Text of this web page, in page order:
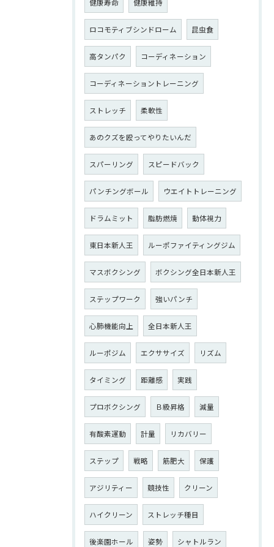
健康寿命 健康維持
ロコモティブシンドローム 昆虫食
高タンパク コーディネーション
コーディネーショントレーニング
ストレッチ 柔軟性
あのクズを殴ってやりたいんだ
スパーリング スピードバック
パンチングボール ウエイトトレーニング
ドラムミット 脂肪燃焼 動体視力
東日本新人王 ルーポファイティングジム
マスボクシング ボクシング全日本新人王
ステップワーク 強いパンチ
心肺機能向上 全日本新人王
ルーポジム エクササイズ リズム
タイミング 距離感 実践
プロボクシング Ｂ級昇格 減量
有酸素運動 計量 リカバリー
ステップ 戦略 筋肥大 保護
アジリティー 競技性 クリーン
ハイクリーン ストレッチ種目
後楽園ホール 姿勢 シャトルラン